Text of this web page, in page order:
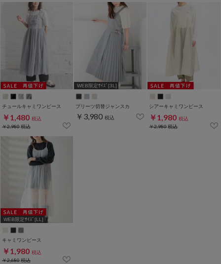
チュールキャミワンピース
￥1,480 税込
￥2,980税込
WEB限定ｻｲｽﾞ[3L]
プリーツ切替ジャンスカ
￥3,980 税込
シアーキャミワンピース
￥1,980 税込
￥2,980税込
WEB限定ｻｲｽﾞ[LL]
キャミワンピース
￥1,980 税込
￥2,680税込